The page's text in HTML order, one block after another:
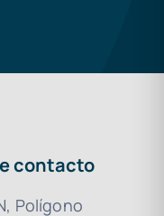
contacto
Polígono